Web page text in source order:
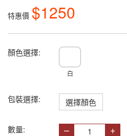
特惠價 $1250
顏色選擇:
白
包裝選擇: 選擇顏色
數量: – +